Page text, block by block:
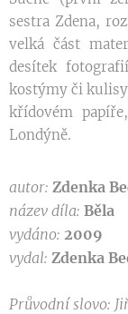
sestra Zdena,
velká část
desítek
kostýmy či
křídovém
Londýně.
autor: Zdenka
název díla: Běla
vydáno: 2009
vydal: Zdenka
Průvodní slovo: